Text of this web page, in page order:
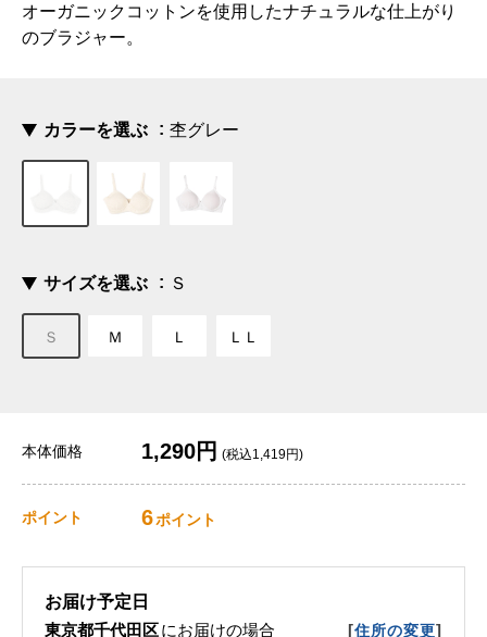
オーガニックコットンを使用したナチュラルな仕上がり
のブラジャー。
カラーを選ぶ 杢グレー
サイズを選ぶ Ｓ
Ｓ Ｍ Ｌ ＬＬ
本体価格 1,290円 (税込1,419円)
ポイント 6ポイント
お届け予定日
東京都千代田区にお届けの場合 [住所の変更]